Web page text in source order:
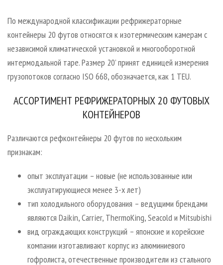
По международной классификации рефрижераторные
контейнеры 20 футов относятся к изотермическим камерам с
независимой климатической установкой и многооборотной
интермодальной таре. Размер 20’ принят единицей измерения
грузопотоков согласно ISO 668, обозначается, как 1 TEU.
АССОРТИМЕНТ РЕФРИЖЕРАТОРНЫХ 20 ФУТОВЫХ
КОНТЕЙНЕРОВ
Различаются рефконтейнеры 20 футов по нескольким
признакам:
опыт эксплуатации – новые (не использованные или
эксплуатирующиеся менее 3-х лет)
тип холодильного оборудования – ведущими брендами
являются Daikin, Carrier, ThermoKing, Seacold и Mitsubishi
вид ограждающих конструкций – японские и корейские
компании изготавливают корпус из алюминиевого
гофролиста, отечественные производители из стального